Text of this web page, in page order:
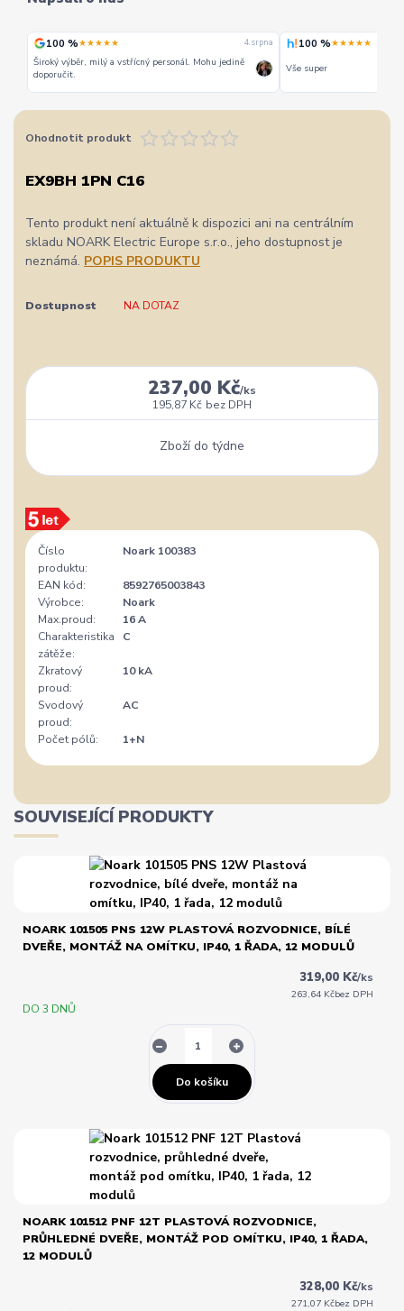
100 %★★★★★ 4. srpna
Široký výběr, milý a vstřícný personál. Mohu jedině
doporučit.
100 %★★★★★
Vše super
Ohodnotit produkt
EX9BH 1PN C16
Tento produkt není aktuálně k dispozici ani na centrálním
skladu NOARK Electric Europe s.r.o., jeho dostupnost je
neznámá. POPIS PRODUKTU
Dostupnost NA DOTAZ
237,00 Kč/ks
195,87 Kč bez DPH
Zboží do týdne
Číslo
produktu:
Noark 100383
EAN kód:
8592765003843
Výrobce:
Noark
Max.proud:
16 A
Charakteristika
zátěže:
C
Zkratový
proud:
10 kA
Svodový
proud:
AC
Počet pólů: 1+N
SOUVISEJÍCÍ PRODUKTY
NOARK 101505 PNS 12W PLASTOVÁ ROZVODNICE, BÍLÉ
DVEŘE, MONTÁŽ NA OMÍTKU, IP40, 1 ŘADA, 12 MODULŮ
319,00 Kč/ks
263,64 Kčbez DPH
DO 3 DNŮ
Do košíku
NOARK 101512 PNF 12T PLASTOVÁ ROZVODNICE,
PRŮHLEDNÉ DVEŘE, MONTÁŽ POD OMÍTKU, IP40, 1 ŘADA,
12 MODULŮ
328,00 Kč/ks
271,07 Kčbez DPH